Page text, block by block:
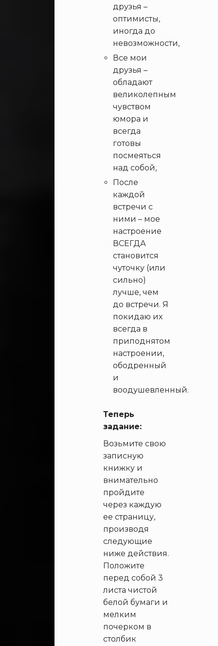
друзья –
оптимисты,
иногда до
невозможности,
Все мои
друзья –
обладают
великолепным
чувством
юмора и
всегда
готовы
посмеяться
над собой,
После
каждой
встречи с
ними – мое
настроение
ВСЕГДА
становится
чуточку (или
сильно)
лучше, чем
до встречи. Я
покидаю их
всегда в
приподнятом
настроении,
ободренный
и
воодушевленный.
Теперь
задание:
Возьмите свою
записную
книжку и
внимательно
пройдите
через каждую
ее страницу,
производя
следующие
ниже действия.
Положите
перед собой 3
листа чистой
белой бумаги и
мелким
почерком в
столбик